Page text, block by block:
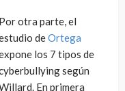
Por otra parte, el
deOrtega
los 7 tipos de
según
En primera